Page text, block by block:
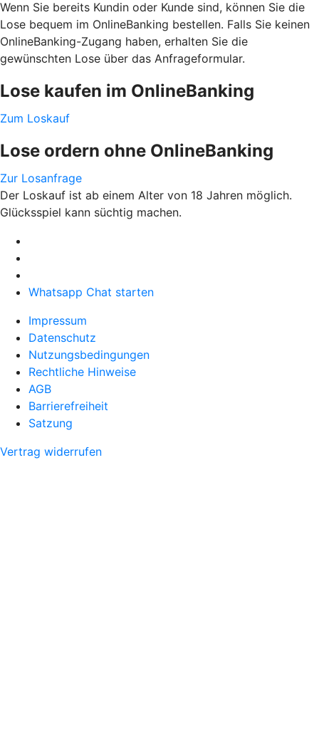
Wenn Sie bereits Kundin oder Kunde sind, können Sie die
Lose bequem im OnlineBanking bestellen. Falls Sie keinen
OnlineBanking-Zugang haben, erhalten Sie die
gewünschten Lose über das Anfrageformular.
Lose kaufen im OnlineBanking
Zum Loskauf
Lose ordern ohne OnlineBanking
Zur Losanfrage
Der Loskauf ist ab einem Alter von 18 Jahren möglich.
Glücksspiel kann süchtig machen.
Whatsapp Chat starten
Impressum
Datenschutz
Nutzungsbedingungen
Rechtliche Hinweise
AGB
Barrierefreiheit
Satzung
Vertrag widerrufen